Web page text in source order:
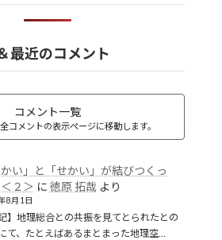
革命 (1)
最近のコメント
コメント一覧
コメントの表示ページに移動します。
かい」と「せかい」が結びつくっ
２＞ に 徳原 拓哉 より
8月1日
記】地理総合との共振を見てとられたとの
て、たとえばあるまとまった地理空…